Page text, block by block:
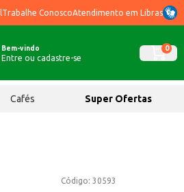
Trabalhe ConoscoAtendimento em Libras
Bem-vindo
Entre ou cadastre-se
0
Cafés Super Ofertas
Código: 30593